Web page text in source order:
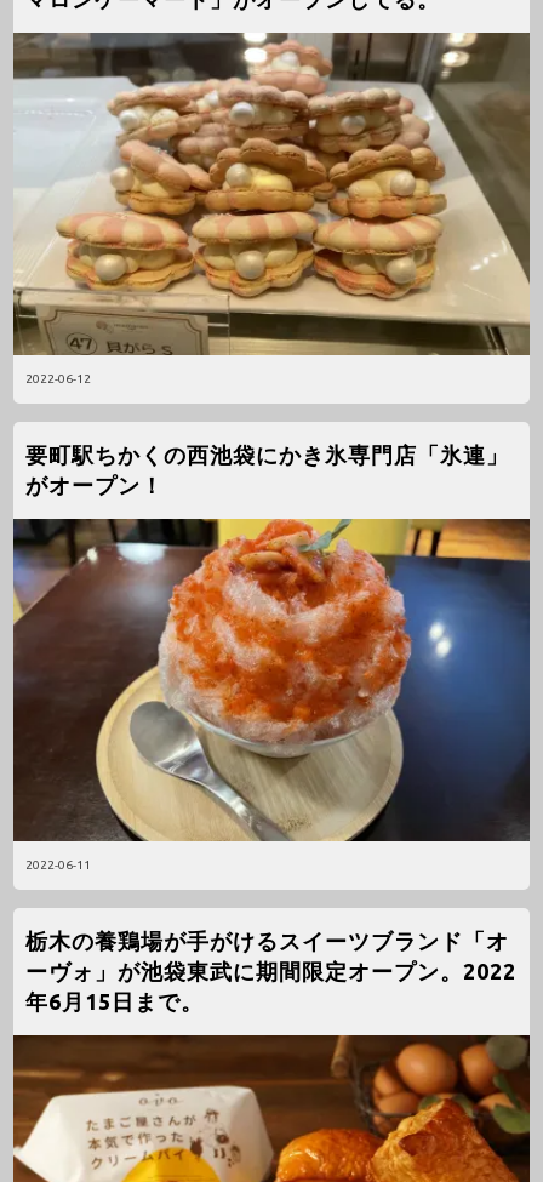
2022-06-12
2022-06-11
要町駅ちかくの西池袋にかき氷専門店「氷連」
がオープン！
栃木の養鶏場が手がけるスイーツブランド「オ
ーヴォ」が池袋東武に期間限定オープン。2022
年6月15日まで。